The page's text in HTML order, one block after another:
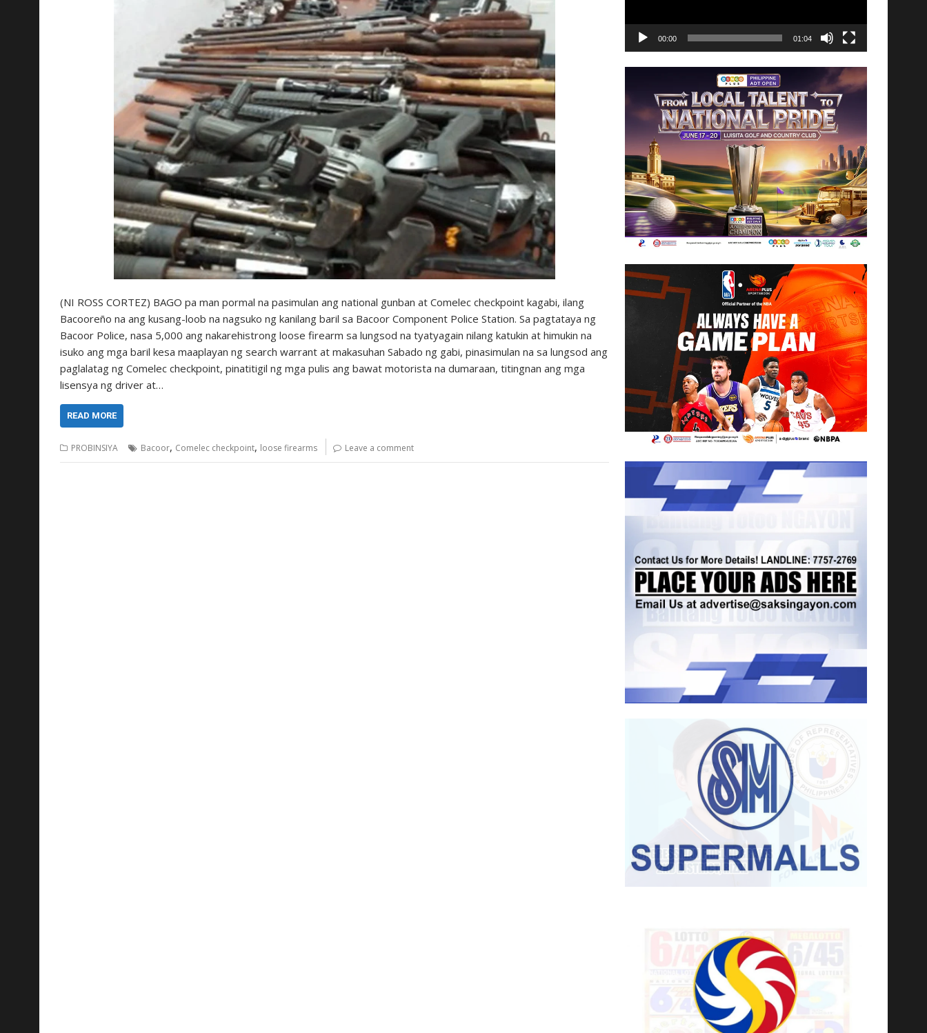
(NI ROSS CORTEZ) BAGO pa man pormal na pasimulan ang national gunban at Comelec checkpoint kagabi, ilang
Bacooreño na ang kusang-loob na nagsuko ng kanilang baril sa Bacoor Component Police Station. Sa pagtataya ng
Bacoor Police, nasa 5,000 ang nakarehistrong loose firearm sa lungsod na tyatyagain nilang katukin at himukin na
isuko ang mga baril kesa maaplayan ng search warrant at makasuhan Sabado ng gabi, pinasimulan na sa lungsod ang
paglalatag ng Comelec checkpoint, pinatitigil ng mga pulis ang bawat motorista na dumaraan, titingnan ang mga
lisensya ng driver at…
READ MORE
PROBINSIYA Bacoor, Comelec checkpoint, loose firearms Leave a comment
00:00 01:04